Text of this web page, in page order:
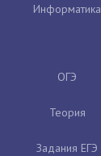
Информатика
ОГЭ
Теория
Задания ЕГЭ